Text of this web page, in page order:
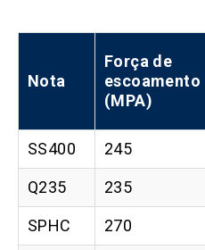
Nota
Força de
escoamento
(MPA)
SS400 245
Q235 235
SPHC 270